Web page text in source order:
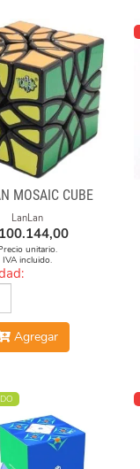
MOSAIC CUBE
LanLan
100.144,00
unitario.
IVA incluido.
Agregar